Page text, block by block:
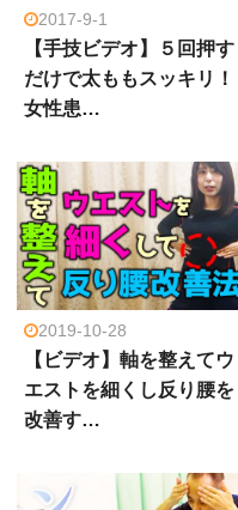
2017-9-1
【手技ビデオ】５回押す
だけで太ももスッキリ！
女性患…
2019-10-28
【ビデオ】軸を整えてウ
エストを細くし反り腰を
改善す…